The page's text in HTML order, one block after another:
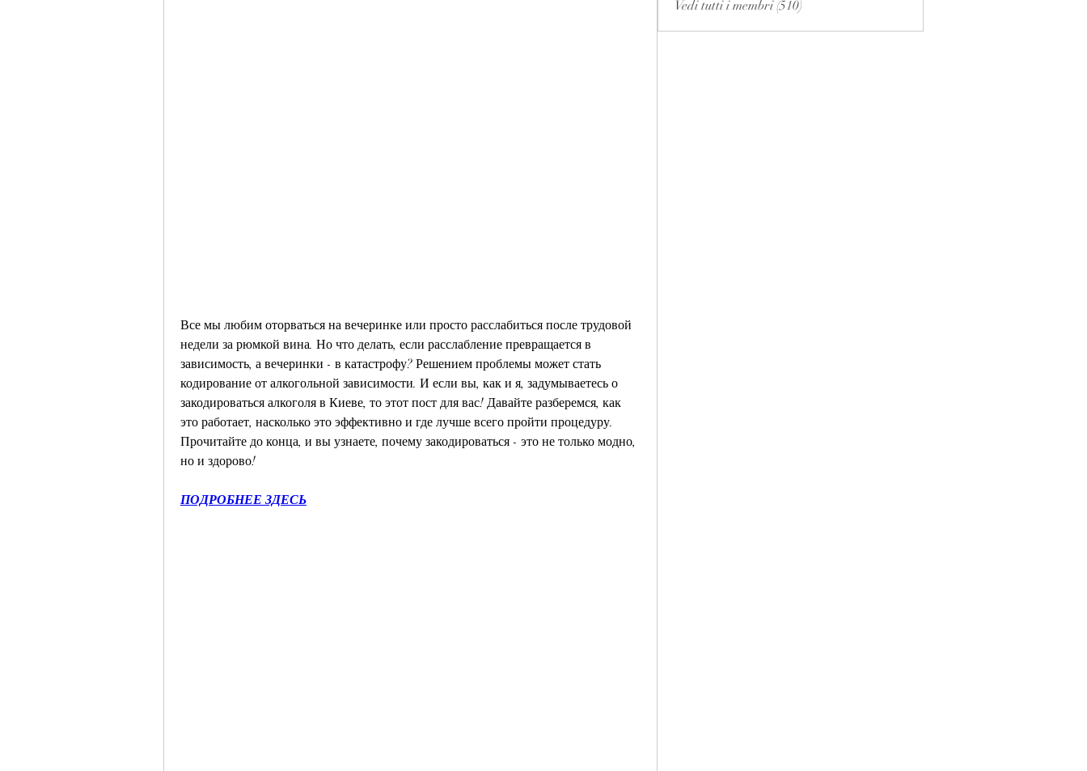
Все мы любим оторваться на вечеринке или просто расслабиться после трудовой
недели за рюмкой вина. Но что делать, если расслабление превращается в
зависимость, а вечеринки - в катастрофу? Решением проблемы может стать
кодирование от алкогольной зависимости. И если вы, как и я, задумываетесь о
закодироваться алкоголя в Киеве, то этот пост для вас! Давайте разберемся, как
это работает, насколько это эффективно и где лучше всего пройти процедуру.
Прочитайте до конца, и вы узнаете, почему закодироваться - это не только модно,
но и здорово!
ПОДРОБНЕЕ ЗДЕСЬ
Vedi tutti i membri (510)